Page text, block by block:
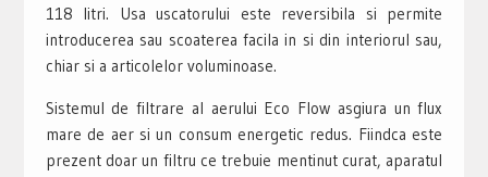
118 litri. Usa uscatorului este reversibila si permite
introducerea sau scoaterea facila in si din interiorul sau,
chiar si a articolelor voluminoase.
Sistemul de filtrare al aerului Eco Flow asgiura un flux
mare de aer si un consum energetic redus. Fiindca este
prezent doar un filtru ce trebuie mentinut curat, aparatul